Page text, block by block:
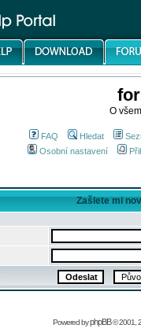
O
FAQ Hledat
Osobní nastavení
Zašlete mi
Powered byphpBB© 2001,